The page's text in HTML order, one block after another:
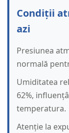
Condiții
azi
Presiunea
normală
Umiditatea
62%,
temperatura.
Atenție la